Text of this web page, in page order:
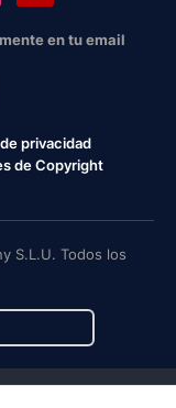
en tu email
privacidad
de Copyright
S.L.U. Todos los